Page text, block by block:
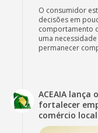
O consumidor
decisões em
comportamento
uma
permanecer
ACEAIA lança
fortalecer
comércio local